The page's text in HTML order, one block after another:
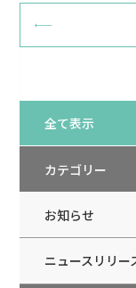
全て表示
カテゴリー
お知らせ
ニュースリリー